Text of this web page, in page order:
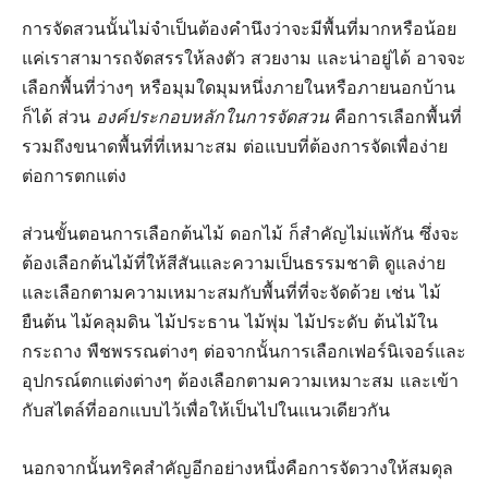
การจัดสวนนั้นไม่จำเป็นต้องคำนึงว่าจะมีพื้นที่มากหรือน้อย
แค่เราสามารถจัดสรรให้ลงตัว สวยงาม และน่าอยู่ได้ อาจจะ
เลือกพื้นที่ว่างๆ หรือมุมใดมุมหนึ่งภายในหรือภายนอกบ้าน
ก็ได้ ส่วน องค์ประกอบหลักในการจัดสวน คือการเลือกพื้นที่
รวมถึงขนาดพื้นที่ที่เหมาะสม ต่อแบบที่ต้องการจัดเพื่อง่าย
ต่อการตกแต่ง
ส่วนขั้นตอนการเลือกต้นไม้ ดอกไม้ ก็สำคัญไม่แพ้กัน ซึ่งจะ
ต้องเลือกต้นไม้ที่ให้สีสันและความเป็นธรรมชาติ ดูแลง่าย
และเลือกตามความเหมาะสมกับพื้นที่ที่จะจัดด้วย เช่น ไม้
ยืนต้น ไม้คลุมดิน ไม้ประธาน ไม้พุ่ม ไม้ประดับ ต้นไม้ใน
กระถาง พืชพรรณต่างๆ ต่อจากนั้นการเลือกเฟอร์นิเจอร์และ
อุปกรณ์ตกแต่งต่างๆ ต้องเลือกตามความเหมาะสม และเข้า
กับสไตล์ที่ออกแบบไว้เพื่อให้เป็นไปในแนวเดียวกัน
นอกจากนั้นทริคสำคัญอีกอย่างหนึ่งคือการจัดวางให้สมดุล